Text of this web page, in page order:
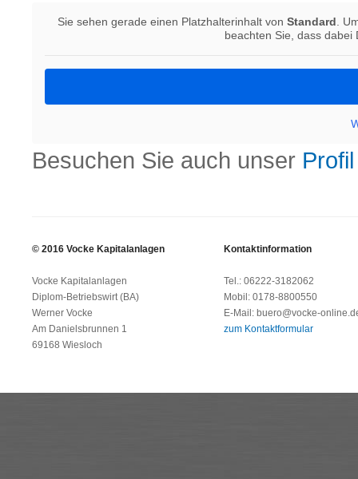
Sie sehen gerade einen Platzhalterinhalt von Standard .
beachten Sie, dass
Besuchen Sie auch unser
© 2016 Vocke Kapitalanlagen
Vocke Kapitalanlagen
Diplom-Betriebswirt (BA)
Werner Vocke
Am Danielsbrunnen 1
69168 Wiesloch
Kontaktinformation
Tel.: 06222-3182062
Mobil: 0178-8800550
E-Mail: buero@vocke-
zum Kontaktformular